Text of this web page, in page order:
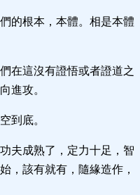
的根本，本體。相是本體
在這沒有證悟或者證道之
進攻。
到底。
夫成熟了，定力十足，智
，該有就有，隨緣造作，